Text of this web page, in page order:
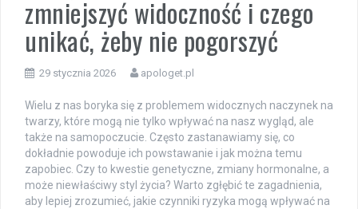
zmniejszyć widoczność i czego
unikać, żeby nie pogorszyć
29 stycznia 2026 apologet.pl
Wielu z nas boryka się z problemem widocznych naczynek na
twarzy, które mogą nie tylko wpływać na nasz wygląd, ale
także na samopoczucie. Często zastanawiamy się, co
dokładnie powoduje ich powstawanie i jak można temu
zapobiec. Czy to kwestie genetyczne, zmiany hormonalne, a
może niewłaściwy styl życia? Warto zgłębić te zagadnienia,
aby lepiej zrozumieć, jakie czynniki ryzyka mogą wpływać na